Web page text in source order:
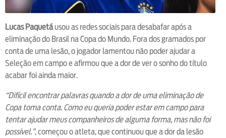
Lucas Paquetáusou as redes sociais para desabafar após a
eliminação do Brasil na Copa do Mundo. Fora dos gramados por
conta de uma lesão, o jogador lamentou não poder ajudar a
Seleção em campo e afirmou que a dor de ver o sonho do título
acabar foi ainda maior.
“Difícil encontrar palavras quando a dor de uma eliminação de
Copa toma conta. Como eu queria poder estar em campo para
tentar ajudar meus companheiros de alguma forma, mas não foi
possível.”, começou o atleta, que continuou que a dor da lesão